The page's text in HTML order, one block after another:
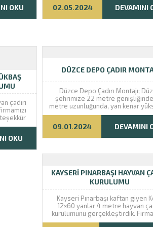
OKU 02.05.2024 DEVAMINI
çadırı
dileği
OKU
DÜZCE DEPO ÇADIR
Düzce Depo Çadırı Montajı;
şehrimize 22 metre
metre uzunluğunda, yan kenar
7 metre olan orta yüksekliği 13
kapıları bulunan Depo Çadırı
Değerli firmamız Ekin Çadır’ı
09.01.2024 DEVAMINI
KAYSERI PINARBAŞI HAYVAN
KURULUMU
Kayseri Pınarbaşı kaftan giyen
12×60 yanlar 4 metre hayvan
kurulumunu gerçekleştirdik.
bizi tercih ettiği için Arif beye